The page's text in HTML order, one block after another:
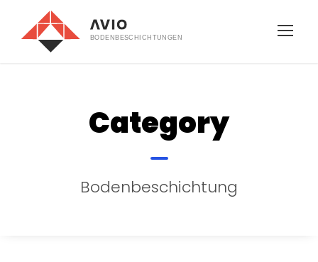
Category
Bodenbeschichtung